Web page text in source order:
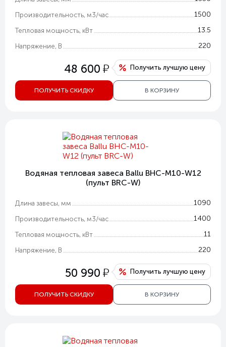
Производительность, м3/час 1500
Тепловая мощность, кВт 13.5
Напряжение, В 220
48 600 у Получить лучшую цену
ПОЛУЧИТЬ СКИДКУ В КОРЗИНУ
Водяная тепловая завеса Ballu BHC-M10-W12
(пульт BRC-W)
Длина завесы, мм 1090
Производительность, м3/час 1400
Тепловая мощность, кВт 11
Напряжение, В 220
50 990 у Получить лучшую цену
ПОЛУЧИТЬ СКИДКУ В КОРЗИНУ